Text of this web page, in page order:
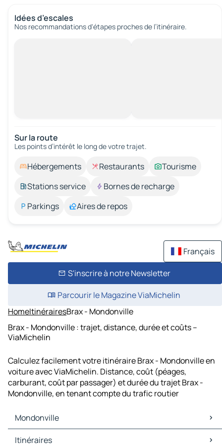
Idées d’escales
Nos recommandations d'étapes proches de l’itinéraire.
Sur la route
Les points d’intérêt le long de votre trajet.
Hébergements Restaurants
Tourisme
Stations service
Bornes de recharge
Parkings
Aires de repos
Français
S'inscrire à notre Newsletter
Parcourir le Magazine ViaMichelin
HomeItinérairesBrax - Mondonville
Brax - Mondonville : trajet, distance, durée et coûts –
ViaMichelin
Calculez facilement votre itinéraire Brax - Mondonville en
voiture avec ViaMichelin. Distance, coût (péages,
carburant, coût par passager) et durée du trajet Brax -
Mondonville, en tenant compte du trafic routier
Mondonville
Mondonville Cartes et plans
Itinéraires